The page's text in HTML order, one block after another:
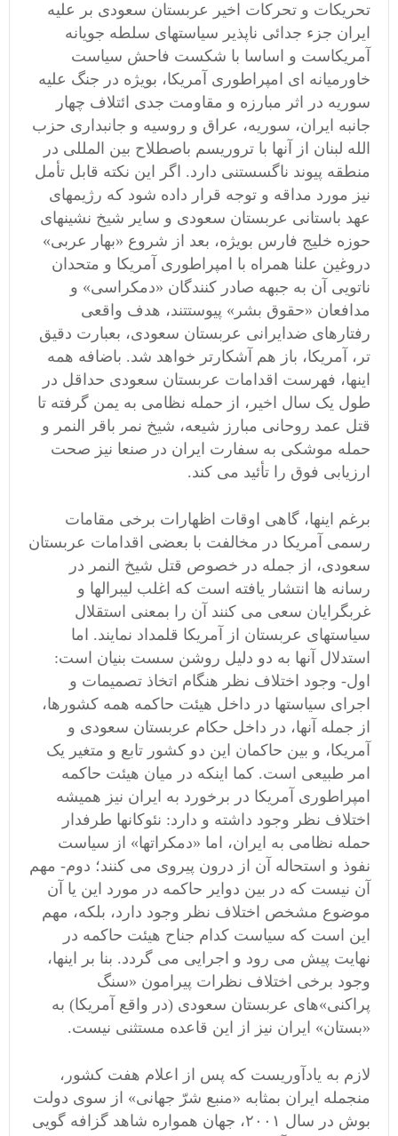
تحریکات و تحرکات اخیر عربستان سعودی بر علیه
ایران جزء جدائی ناپذیر سیاستهای سلطه جویانه
آمریکاست و اساسا با شکست فاحش سیاست
خاورمیانه ای امپراطوری آمریکا، بویژه در جنگ علیه
سوریه در اثر مبارزه و مقاومت جدی ائتلاف چهار
جانبه ایران، سوریه، عراق و روسیه و جانبداری حزب
الله لبنان از آنها با تروریسم باصطلاح بین المللی در
منطقه پیوند ناگسستنی دارد. اگر این نکته قابل تأمل
نیز مورد مداقه و توجه قرار داده شود که رژیمهای
عهد باستانی عربستان سعودی و سایر شیخ نشینهای
حوزه خلیج فارس بویژه، بعد از شروع «بهار عربی»
دروغین علنا همراه با امپراطوری آمریکا و متحدان
ناتویی آن به جبهه صادر کنندگان «دمکراسی» و
مدافعان «حقوق بشر» پیوستتند، هدف واقعی
رفتارهای ضدایرانی عربستان سعودی، بعبارت دقیق
تر، آمریکا، باز هم آشکارتر خواهد شد. باضافه همه
اینها، فهرست اقدامات عربستان سعودی حداقل در
طول یک سال اخیر، از حمله نظامی به یمن گرفته تا
قتل عمد روحانی مبارز شیعه، شیخ نمر باقر النمر و
حمله موشکی به سفارت ایران در صنعا نیز صحت
ارزیابی فوق را تأئید می کند.
برغم اینها، گاهی اوقات اظهارات برخی مقامات
رسمی آمریکا در مخالفت با بعضی اقدامات عربستان
سعودی، از جمله در خصوص قتل شیخ النمر در
رسانه ها انتشار یافته است که اغلب لیبرالها و
غربگرایان سعی می کنند آن را بمعنی استقلال
سیاستهای عربستان از آمریکا قلمداد نمایند. اما
استدلال آنها به دو دلیل روشن سست بنیان است:
اول- وجود اختلاف نظر هنگام اتخاذ تصمیمات و
اجرای سیاستها در داخل هیئت حاکمه همه کشورها،
از جمله آنها، در داخل حکام عربستان سعودی و
آمریکا، و بین حاکمان این دو کشور تابع و متغیر یک
امر طبیعی است. کما اینکه در میان هیئت حاکمه
امپراطوری آمریکا در برخورد به ایران نیز همیشه
اختلاف نظر وجود داشته و دارد: نئوکانها طرفدار
حمله نظامی به ایران، اما «دمکراتها» از سیاست
نفوذ و استحاله آن از درون پیروی می کنند؛ دوم- مهم
آن نیست که در بین دوایر حاکمه در مورد این یا آن
موضوع مشخص اختلاف نظر وجود دارد، بلکه، مهم
این است که سیاست کدام جناح هیئت حاکمه در
نهایت پیش می رود و اجرایی می گردد. بنا بر اینها،
وجود برخی اختلاف نظرات پیرامون «سنگ
پراکنی»های عربستان سعودی (در واقع آمریکا) به
«بستان» ایران نیز از این قاعده مستثنی نیست.
لازم به یادآوریست که پس از اعلام هفت کشور،
منجمله ایران بمثابه «منبع شرّ جهانی» از سوی دولت
بوش در سال ٢٠٠١، جهان همواره شاهد گزافه گویی